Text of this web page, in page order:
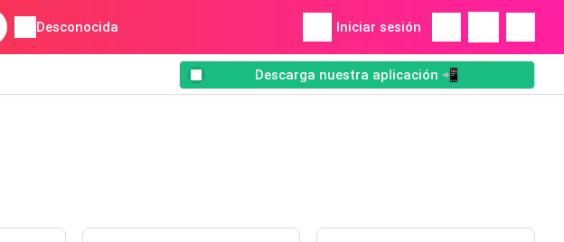
Desconocida Iniciar sesión
Descarga nuestra aplicación 📲